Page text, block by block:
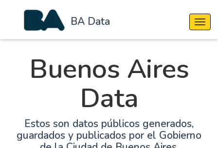
BA Data
Buenos Aires
Data
Estos son datos públicos generados,
guardados y publicados por el Gobierno